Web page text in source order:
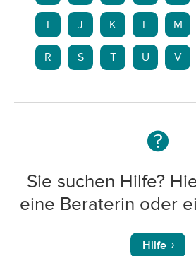
J K L M
R S T U V
Sie suchen Hilfe?
eine Beraterin oder
Hilfe